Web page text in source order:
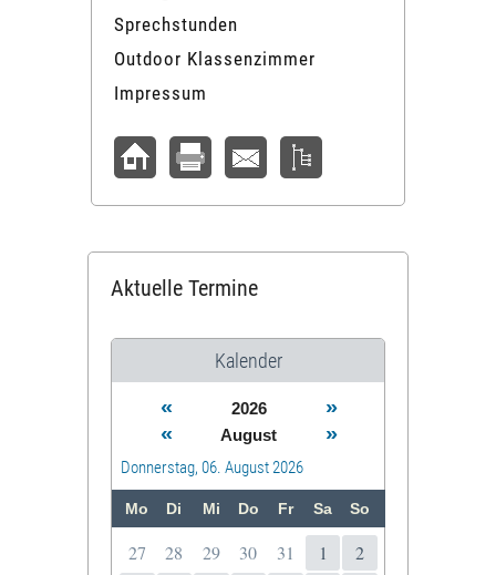
Sprechstunden
Outdoor Klassenzimmer
Impressum
Aktuelle Termine
Kalender
« 2026
»
«
August »
Donnerstag, 06. August 2026
Mo Di Mi Do Fr Sa So
27 28 29 30 31 1
2